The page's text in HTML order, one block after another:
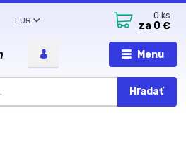
Menu
EUR
Hľadať
0 ks
za 0 €